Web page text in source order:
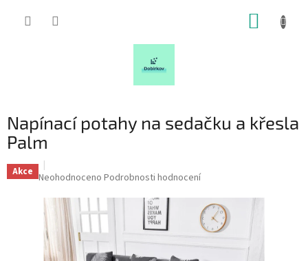
Napínací potahy na sedačku a křesla
Palm
Akce Průměrné
produktu
je
0,0
Neohodnoceno Podrobnosti hodnocení